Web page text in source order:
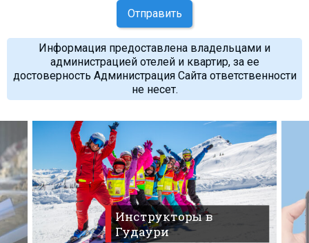
Отправить
Информация предоставлена владельцами и
администрацией отелей и квартир, за ее
достоверность Администрация Сайта ответственности
не несет.
Инструкторы в
Гудаури